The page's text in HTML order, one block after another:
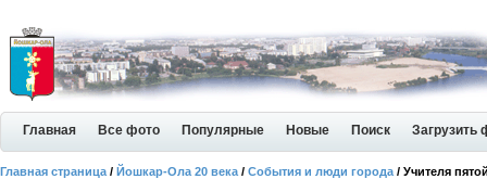
Главная Все фото Популярные Новые Поиск Загрузить
Главная страница / Йошкар-Ола 20 века / События и люди города / Учителя